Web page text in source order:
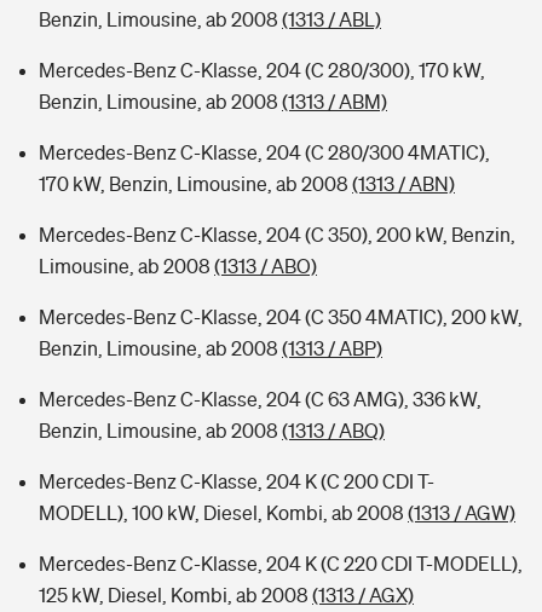
Benzin, Limousine, ab 2008 (1313 / ABL)
Mercedes-Benz C-Klasse, 204 (C 280/300), 170 kW,
Benzin, Limousine, ab 2008 (1313 / ABM)
Mercedes-Benz C-Klasse, 204 (C 280/300 4MATIC),
170 kW, Benzin, Limousine, ab 2008 (1313 / ABN)
Mercedes-Benz C-Klasse, 204 (C 350), 200 kW, Benzin,
Limousine, ab 2008 (1313 / ABO)
Mercedes-Benz C-Klasse, 204 (C 350 4MATIC), 200 kW,
Benzin, Limousine, ab 2008 (1313 / ABP)
Mercedes-Benz C-Klasse, 204 (C 63 AMG), 336 kW,
Benzin, Limousine, ab 2008 (1313 / ABQ)
Mercedes-Benz C-Klasse, 204 K (C 200 CDI T-
MODELL), 100 kW, Diesel, Kombi, ab 2008 (1313 / AGW)
Mercedes-Benz C-Klasse, 204 K (C 220 CDI T-MODELL),
125 kW, Diesel, Kombi, ab 2008 (1313 / AGX)